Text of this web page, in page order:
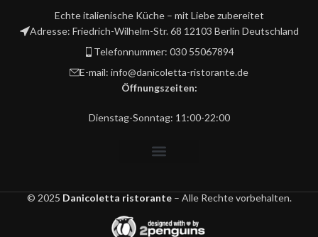
Echte italienische Küche – mit Liebe zubereitet
Adresse: Friedrich-Wilhelm-Str. 68 12103 Berlin Deutschland
Telefonnummer: 030 55067894
E-mail: info@danicoletta-ristorante.de
Öffnungszeiten:
Dienstag-Sonntag: 11:00-22:00
© 2025 Danicoletta ristorante– Alle Rechte vorbehalten.